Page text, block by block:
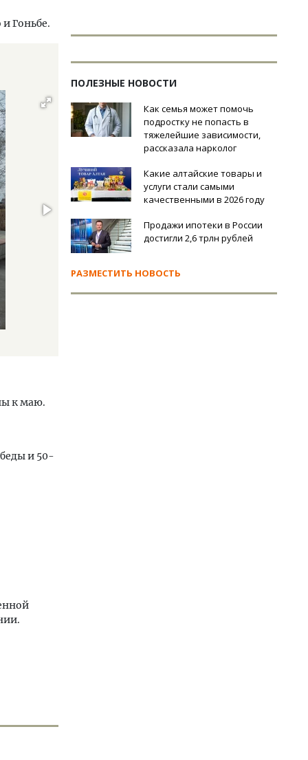
Гоньбе.
к маю.
и 50-
ПОЛЕЗНЫЕ НОВОСТИ
Как семья может помочь
подростку не попасть в
тяжелейшие зависимости,
рассказала нарколог
Какие алтайские товары и
услуги стали самыми
качественными в 2026 году
Продажи ипотеки в России
достигли 2,6 трлн рублей
РАЗМЕСТИТЬ НОВОСТЬ